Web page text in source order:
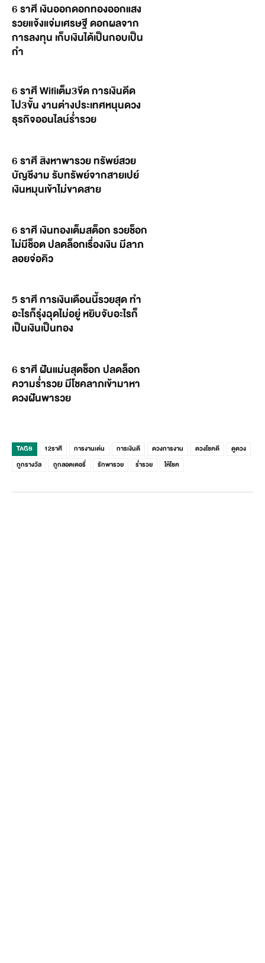
6 ราศี เงินออกดอกทองออกแสง
รวยแจ้งแจ่มเศรษฐี ดอกผลจาก
การลงทุน เก็บเงินได้เป็นกอบเป็น
กำ
6 ราศี Wifiเต็ม3ขีด การเงินดีด
ไป3ขั้น งานต่างประเทศหนุนดวง
ธุรกิจออนไลน์ร่ำรวย
6 ราศี สิงหาพารวย ทรัพย์สวย
บัญชีงาม รับทรัพย์จากสายเปย์
เงินหมุนเข้าไม่ขาดสาย
6 ราศี เงินทองเต็มสต็อก รวยช็อก
ไม่มีช็อต ปลดล็อกเรื่องเงิน มีลาภ
ลอยจ่อคิว
5 ราศี การเงินเดือนนี้รวยสุด ทำ
อะไรก็รุ่งฉุดไม่อยู่ หยิบจับอะไรก็
เป็นเงินเป็นทอง
6 ราศี ฝันแม่นสุดช็อก ปลดล็อก
ความร่ำรวย มีโชคลาภเข้ามาหา
ดวงฝันพารวย
TAGS 12ราศี การงานเด่น การเงินดี ดวงการงาน ดวงโชคดี
ดูดวง
ถูกรางวัล
ถูกลอตเตอรี่ รักพารวย ร่ำรวย ให้โชค